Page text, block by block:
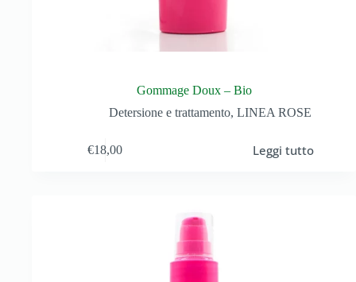
Gommage Doux – Bio
Detersione e trattamento, LINEA ROSE
€18,00 Leggi tutto